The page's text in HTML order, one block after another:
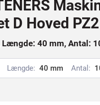
D Hoved PZ2
Længde: 40 mm, Antal:
Længde: 40 mm Antal: